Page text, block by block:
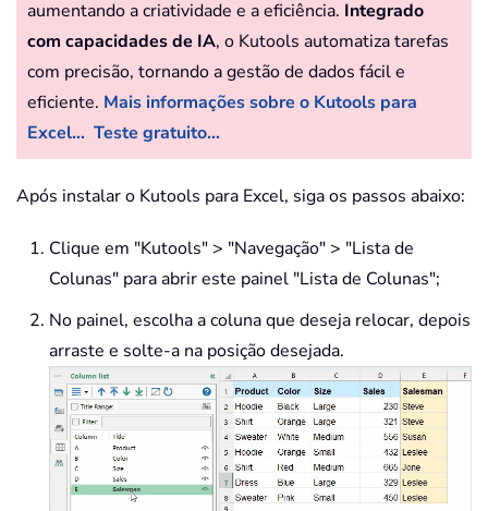
aumentando a criatividade e a eficiência. Integrado
com capacidades de IA, o Kutools automatiza tarefas
com precisão, tornando a gestão de dados fácil e
eficiente. Mais informações sobre o Kutools para
Excel... Teste gratuito...
Após instalar o Kutools para Excel, siga os passos abaixo:
Clique em "Kutools" > "Navegação" > "Lista de
Colunas" para abrir este painel "Lista de Colunas";
No painel, escolha a coluna que deseja relocar, depois
arraste e solte-a na posição desejada.